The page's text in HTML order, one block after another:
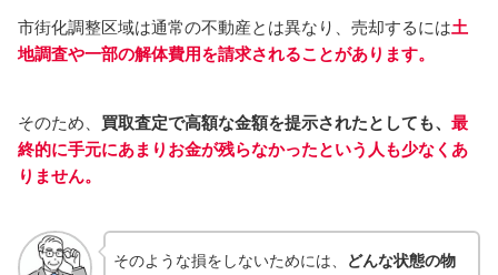
市街化調整区域は通常の不動産とは異なり、売却するには土
地調査や一部の解体費用を請求されることがあります。
そのため、 買取査定で高額な金額を提示されたとしても、 最
終的に手元にあまりお金が残らなかったという人も少なくあ
りません。
そのような損をしないためには、
どんな状態の物